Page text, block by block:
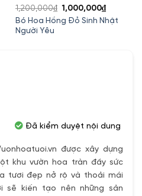
Bó Hoa Hồng Đỏ Sinh Nhật
Người Yêu
1,200,000₫ Giá
gốc
1,000,000₫Giá
hiện
được xây dựng
khu vườn hoa tràn đầy sức
tươi đẹp nở rộ và thoải mái
sẽ kiến tạo nên những sản
Đã kiểm duyệt nội dung